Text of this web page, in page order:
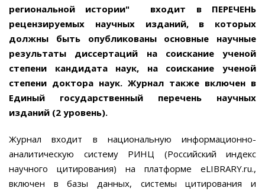
региональной истории" входит в ПЕРЕЧЕНЬ
рецензируемых научных изданий, в которых
должны быть опубликованы основные научные
результаты диссертаций на соискание ученой
степени кандидата наук, на соискание ученой
степени доктора наук. Журнал также включен в
Единый государственный перечень научных
изданий (2 уровень).
Журнал входит в национальную информационно-
аналитическую систему РИНЦ (Российский индекс
научного цитирования) на платформе eLIBRARY.ru.,
включен в базы данных, системы цитирования и